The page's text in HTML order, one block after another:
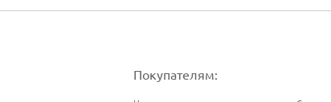
Покупателям: